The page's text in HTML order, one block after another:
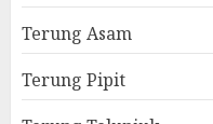
Terung Asam
Terung Pipit